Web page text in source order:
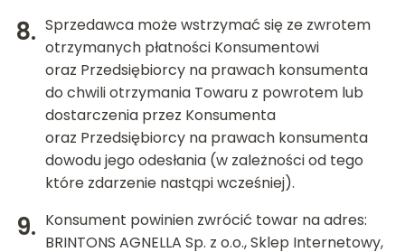
Sprzedawca może wstrzymać się ze zwrotem
otrzymanych płatności Konsumentowi
oraz Przedsiębiorcy na prawach konsumenta
do chwili otrzymania Towaru z powrotem lub
dostarczenia przez Konsumenta
oraz Przedsiębiorcy na prawach konsumenta
dowodu jego odesłania (w zależności od tego
które zdarzenie nastąpi wcześniej).
Konsument powinien zwrócić towar na adres:
BRINTONS AGNELLA Sp. z o.o., Sklep Internetowy,